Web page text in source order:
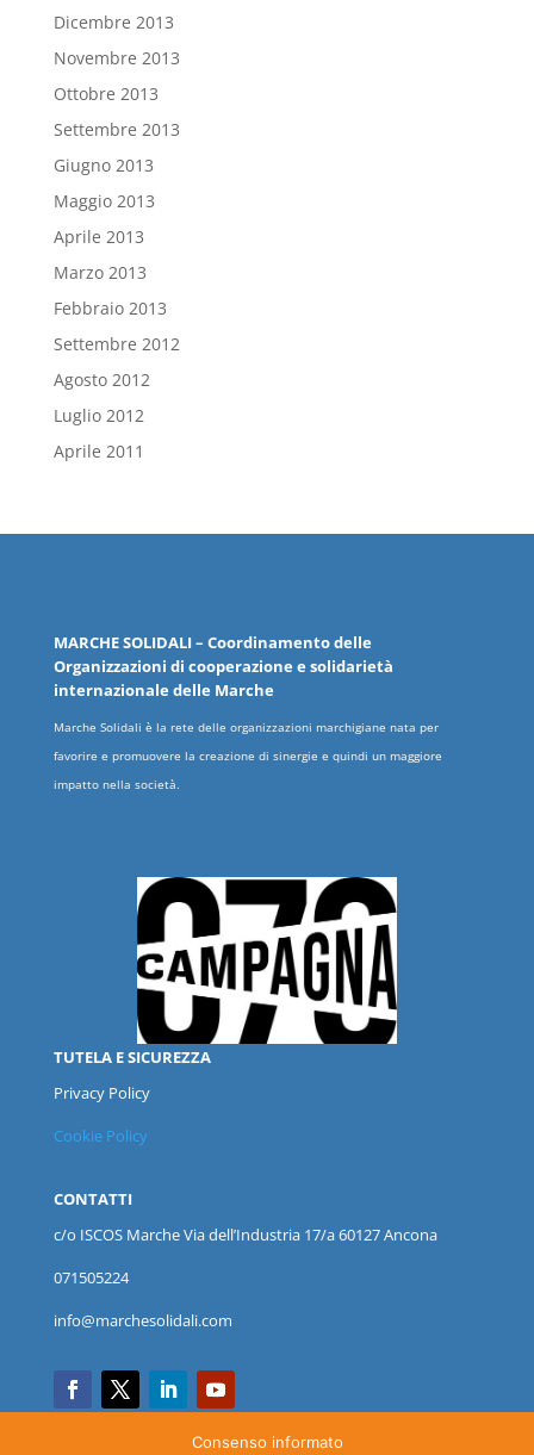
Dicembre 2013
Novembre 2013
Ottobre 2013
Settembre 2013
Giugno 2013
Maggio 2013
Aprile 2013
Marzo 2013
Febbraio 2013
Settembre 2012
Agosto 2012
Luglio 2012
Aprile 2011
MARCHESOLIDALI– Coordinamento delle
Organizzazioni di cooperazione e solidarietà
internazionale delle Marche
Marche Solidali è la rete delle organizzazioni marchigiane nata per
favorire e promuovere la creazione di sinergie e quindi un maggiore
impatto nella società.
TUTELA E SICUREZZA
Privacy Policy
Cookie Policy
CONTATTI
c/o ISCOS MarcheVia dell’Industria 17/a 60127 Ancona
071505224
info@marchesolidali.com
Consenso informato